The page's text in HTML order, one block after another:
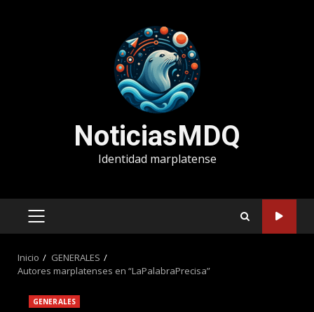
NoticiasMDQ
Identidad marplatense
MENÚ
Inicio
GENERALES
Autores marplatenses en “LaPalabraPrecisa”
GENERALES